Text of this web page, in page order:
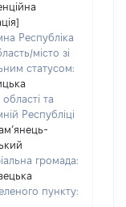
Республіка
місто зі
статусом:
та
Республіці
громада:
пункту: